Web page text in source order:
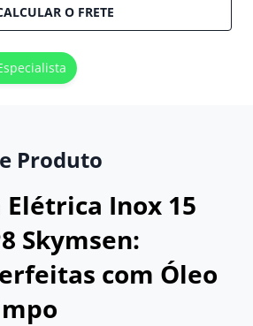
O FRETE
Produto
Inox 15
Skymsen:
com Óleo